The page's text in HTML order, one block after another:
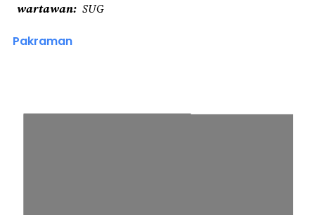
wartawan SUG
Pakraman